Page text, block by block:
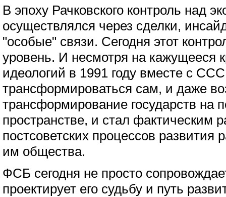
В эпоху Рачковского контроль над
осуществлялся через сделки,
"особые" связи. Сегодня этот
уровень. И несмотря на кажущееся
идеологий в 1991 году вместе с
трансформироваться сам, и даже
трансформирование государств на
пространстве, и стал фактическим
постсоветских процессов развития
им общества.
ФСБ сегодня не просто
проектирует его судьбу и путь